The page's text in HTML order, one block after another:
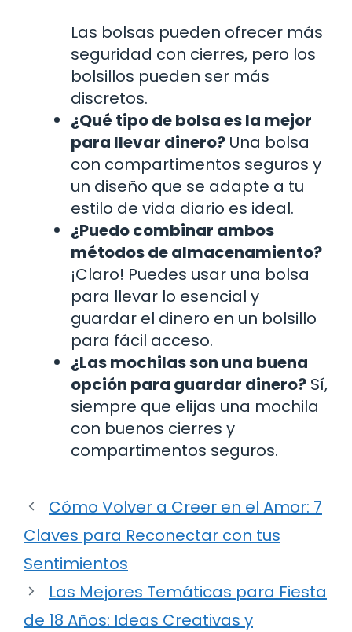
Las bolsas pueden ofrecer más
seguridad con cierres, pero los
bolsillos pueden ser más
discretos.
¿Qué tipo de bolsa es la mejor
para llevar dinero? Una bolsa
con compartimentos seguros y
un diseño que se adapte a tu
estilo de vida diario es ideal.
¿Puedo combinar ambos
métodos de almacenamiento?
¡Claro! Puedes usar una bolsa
para llevar lo esencial y
guardar el dinero en un bolsillo
para fácil acceso.
¿Las mochilas son una buena
opción para guardar dinero? Sí,
siempre que elijas una mochila
con buenos cierres y
compartimentos seguros.
Cómo Volver a Creer en el Amor: 7
Claves para Reconectar con tus
Sentimientos
Las Mejores Temáticas para Fiesta
de 18 Años: Ideas Creativas y